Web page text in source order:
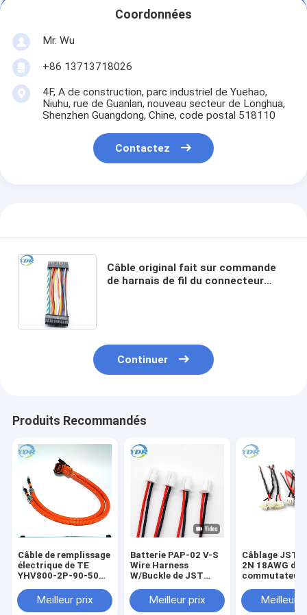
Coordonnées
Mr. Wu
+86 13713718026
4F, A de construction, parc industriel de Yuehao,
Niuhu, rue de Guanlan, nouveau secteur de Longhua,
Shenzhen Guangdong, Chine, code postal 518110
Contactez
Câble original fait sur commande
de harnais de fil du connecteur
Continuer
Produits Recommandés
Câble de remplissage
électrique de TE
YHV800-2P-90-50M-
Meilleur prix
Batterie PAP-02 V-S
Wire Harness
W/Buckle de JST
Meilleur prix
Câblage JST
2N 18AWG de
commutateur
Meilleur